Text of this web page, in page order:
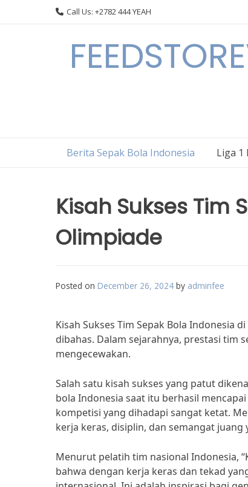
Call Us: +2782 444 YEAH
Berita Sepak Bola Indonesia Liga 1
Kisah Sukses Tim
Olimpiade
Posted on December 26, 2024 by adminfee
Kisah Sukses Tim Sepak Bola Indonesia
dibahas. Dalam sejarahnya, prestasi tim
mengecewakan.
Salah satu kisah sukses yang patut
bola Indonesia saat itu berhasil
kompetisi yang dihadapi sangat ketat.
kerja keras, disiplin, dan semangat juang
Menurut pelatih tim nasional Indonesia,
bahwa dengan kerja keras dan tekad